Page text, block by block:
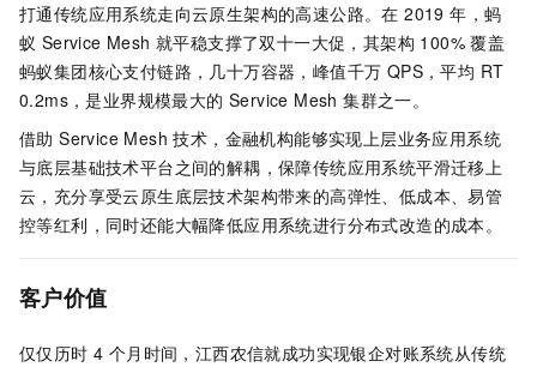
打通传统应用系统走向云原生架构的高速公路。在 2019 年，蚂
蚁 Service Mesh 就平稳支撑了双十一大促，其架构 100% 覆盖
蚂蚁集团核心支付链路，几十万容器，峰值千万 QPS，平均 RT
0.2ms，是业界规模最大的 Service Mesh 集群之一。
借助 Service Mesh 技术，金融机构能够实现上层业务应用系统
与底层基础技术平台之间的解耦，保障传统应用系统平滑迁移上
云，充分享受云原生底层技术架构带来的高弹性、低成本、易管
控等红利，同时还能大幅降低应用系统进行分布式改造的成本。
客户价值
仅仅历时 4 个月时间，江西农信就成功实现银企对账系统从传统